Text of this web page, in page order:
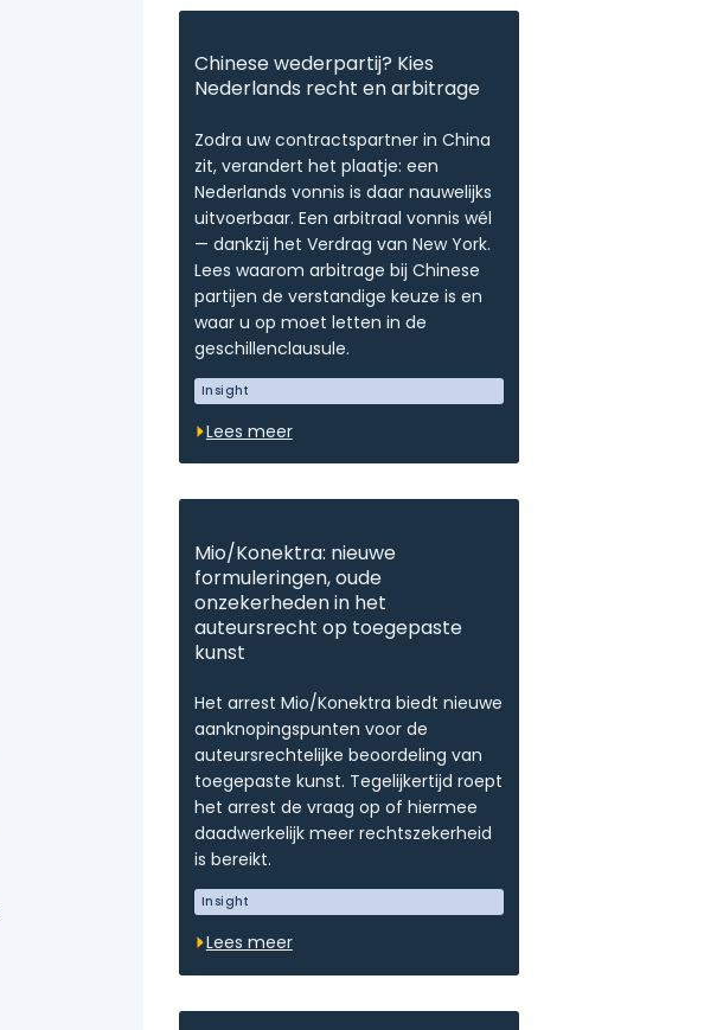
Chinese wederpartij? Kies
Nederlands recht en arbitrage
Zodra uw contractspartner in China
zit, verandert het plaatje: een
Nederlands vonnis is daar nauwelijks
uitvoerbaar. Een arbitraal vonnis wél
— dankzij het Verdrag van New York.
Lees waarom arbitrage bij Chinese
partijen de verstandige keuze is en
waar u op moet letten in de
geschillenclausule.
Insight
Lees meer
Mio/Konektra: nieuwe
formuleringen, oude
onzekerheden in het
auteursrecht op toegepaste
kunst
Het arrest Mio/Konektra biedt nieuwe
aanknopingspunten voor de
auteursrechtelijke beoordeling van
toegepaste kunst. Tegelijkertijd roept
het arrest de vraag op of hiermee
daadwerkelijk meer rechtszekerheid
is bereikt.
Insight
Lees meer